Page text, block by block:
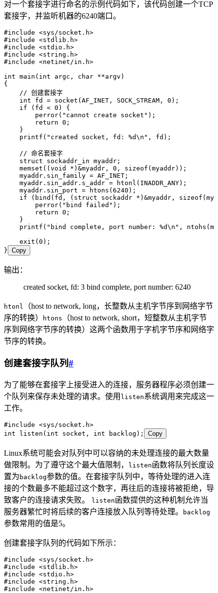
对一个套接字进行命名的示例代码如下，该代码创建一个TCP
套接字，并监听机器的6240端口。
#include <sys/socket.h>
#include <stdlib.h>
#include <stdio.h>
#include <string.h>
#include <netinet/in.h>
int main ( int argc , char **argv )
{
    // 创建套接字
    int
fd = socket (AF_INET , SOCK_STREAM , 0 ) ;
    if
(fd < 0 ) {
        perror
( " cannot create socket " ) ;
        return
0 ;
    }
    printf
( " created socket, fd: %d\n " , fd) ;
    // 命名套接字
    struct
sockaddr_in myaddr;
    memset
(( void * ) &myaddr , 0 , sizeof (myaddr)) ;
    myaddr
. sin_family = AF_INET;
    myaddr
. sin_addr . s_addr = htonl (INADDR_ANY) ;
    myaddr
. sin_port = htons ( 6240 ) ;
    if
( bind (fd , ( struct sockaddr * ) &myaddr , sizeof
        perror
( " bind failed " ) ;
        return
0 ;
    }
    printf
( " bind complete, port number: %d\n " , ntohs (
    exit
( 0 ) ;
} Copy
输出：
created socket, fd: 3 bind complete, port number: 6240
htonl
（host to network, long，长整数从主机字节序到网络字节
序的转换）
htons
（host to network, short，短整数从主机字节
序到网络字节序的转换）这两个函数用于字机字节序和网络字
节序的转换。
创建套接字队列#
为了能够在套接字上接受进入的连接，服务器程序必须创建一
个队列来保存未处理的请求。使用 listen系统调用来完成这一
工作。
#include <sys/socket.h>
int listen ( int socket , int backlog ); Copy
Linux系统可能会对队列中可以容纳的未处理连接的最大数量
做限制。为了遵守这个最大值限制，
listen函数将队列长度设
置为 backlog参数的值。在套接字队列中，等待处理的进入连
接的个数最多不能超过这个数字，再往后的连接将被拒绝，导
致客户的连接请求失败。
listen函数提供的这种机制允许当
服务器繁忙时将后续的客户连接放入队列等待处理。
backlog
参数常用的值是5。
创建套接字队列的代码如下所示：
#include <sys/socket.h>
#include <stdlib.h>
#include <stdio.h>
#include <string.h>
#include <netinet/in.h>